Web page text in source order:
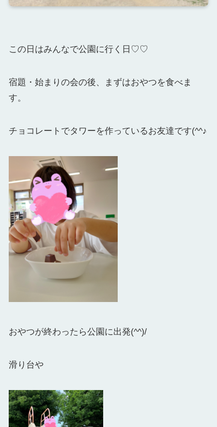
この日はみんなで公園に行く日♡♡
宿題・始まりの会の後、まずはおやつを食べま
す。
チョコレートでタワーを作っているお友達です(^^♪
おやつが終わったら公園に出発(^^)/
滑り台や